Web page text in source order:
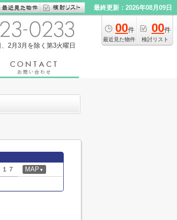
最終更新：2026年08月09日
00件
最近見た物件
00件
検討リスト
2月3月を除く第3火曜日
７ MAP ▼